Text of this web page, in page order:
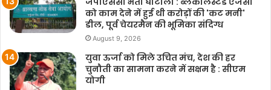
को काम देने में हुई थी करोड़ों की 'कट मनी'
डील, पूर्व चेयरमैन की भूमिका संदिग्ध
August 9, 2026
युवा ऊर्जा को मिले उचित मंच, देश की हर
चुनौती का सामना करने में सक्षम है : सीएम
योगी